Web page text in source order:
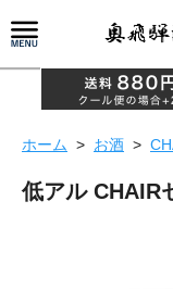
ホーム > お酒 >
低アル CHAIR